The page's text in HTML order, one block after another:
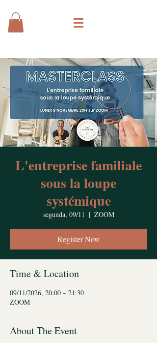
L'entreprise familiale
sous la loupe
systémique
segunda, 09/11
  |
ZOOM
Register Now
Time & Location
09/11/2026, 20:00 – 21:30
ZOOM
About The Event